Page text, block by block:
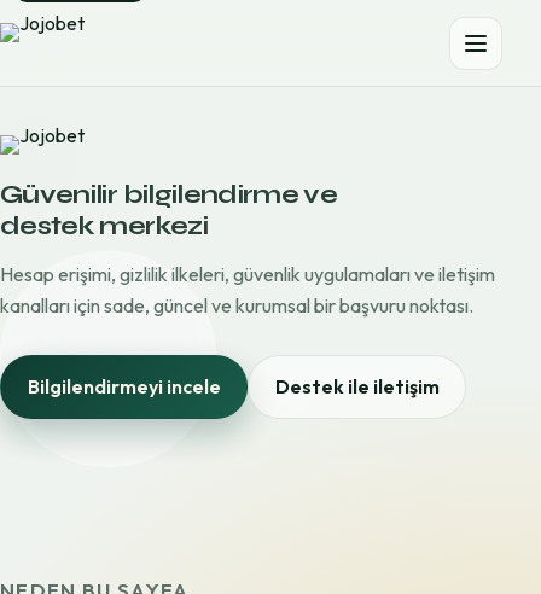
Güvenilir bilgilendirme ve
destek merkezi
Hesap erişimi, gizlilik ilkeleri, güvenlik uygulamaları ve iletişim
kanalları için sade, güncel ve kurumsal bir başvuru noktası.
Bilgilendirmeyi incele Destek ile iletişim